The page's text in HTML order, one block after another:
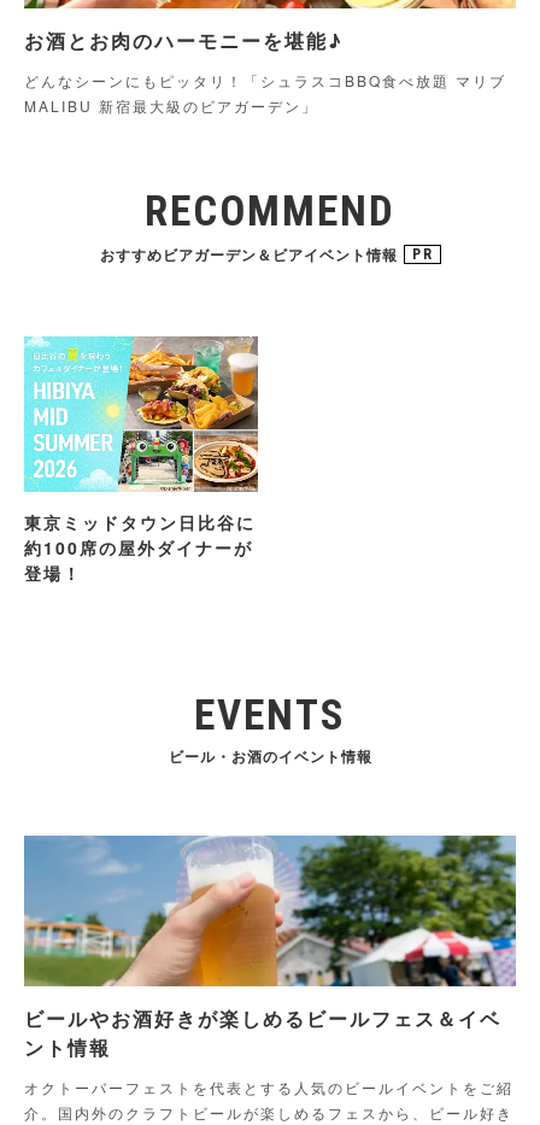
お酒とお肉のハーモニーを堪能♪
どんなシーンにもピッタリ！「シュラスコBBQ食べ放題 マリブ
MALIBU 新宿最大級のビアガーデン」
RECOMMEND
おすすめビアガーデン＆ビアイベント情報 PR
東京ミッドタウン日比谷に
約100席の屋外ダイナーが
登場！
EVENTS
ビール・お酒のイベント情報
ビールやお酒好きが楽しめるビールフェス＆イベ
ント情報
オクトーバーフェストを代表とする人気のビールイベントをご紹
介。国内外のクラフトビールが楽しめるフェスから、ビール好き